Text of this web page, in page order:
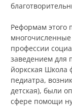
Реформам этого
профессии
заведением для
йоркская Школа
педиатра,
детская), были
сфере помощи